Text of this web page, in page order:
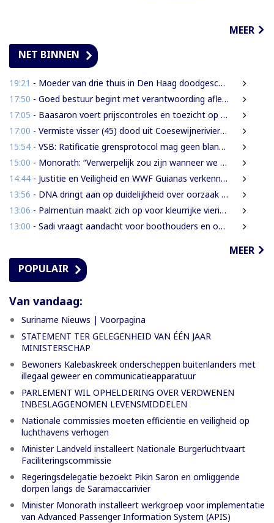
MEER
NET BINNEN
19:21 - Moeder van drie thuis in Den Haag doodgeschoten; verdachte ex-partner opgepakt na vluchten
17:50 - Goed bestuur begint met verantwoording afleggen
17:05 - Baasaron voert prijscontroles en toezicht op voedselveiligheid op
17:00 - Vermiste visser (45) dood uit Coesewijnerivier gehaald
15:54 - VSB: Ratificatie grensprotocol mag geen blanco cheque zijn
15:00 - Monorath: “Verwerpelijk zou zijn wanneer we de dingen zouden bedekken met de mantel der liefde”
14:44 - Justitie en Veiligheid en WWF Guianas verkennen verdere samenwerking
13:56 - DNA dringt aan op duidelijkheid over oorzaak massale vissterfte
13:06 - Palmentuin maakt zich op voor kleurrijke viering Dag der Inheemsen
13:00 - Sadi vraagt aandacht voor boothouders en overbelasting Wijdenboschbrug
MEER
POPULAIR
Van vandaag:
Suriname Nieuws | Voorpagina
STATEMENT TER GELEGENHEID VAN ÉÉN JAAR
MINISTERSCHAP
Bewoners Kalebaskreek onderscheppen buitenlanders met
illegaal geweer en communicatieapparatuur
PARLEMENT WIL OPHELDERING OVER VERDWENEN
INBESLAGGENOMEN LEVENSMIDDELEN
Nationale commissies moeten efficiëntie en veiligheid op
luchthavens verhogen
Minister Landveld installeert Nationale Burgerluchtvaart
Faciliteringscommissie
Regeringsdelegatie bezoekt Pikin Saron en omliggende
dorpen langs de Saramaccarivier
Minister Monorath installeert werkgroep voor implementatie
van Advanced Passenger Information System (APIS)